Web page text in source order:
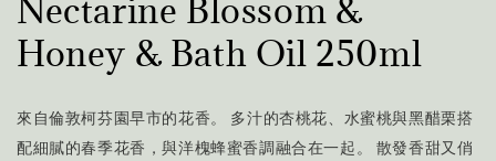
Nectarine Blossom &
Honey & Bath Oil 250ml
來自倫敦柯芬園早市的花香。 多汁的杏桃花、水蜜桃與黑醋栗搭
配細膩的春季花香，與洋槐蜂蜜香調融合在一起。 散發香甜又俏